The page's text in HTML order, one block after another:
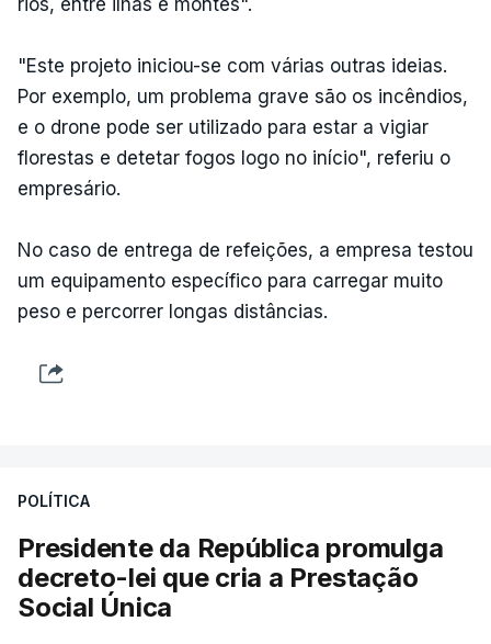
"Este projeto iniciou-se com várias outras ideias.
Por exemplo, um problema grave são os incêndios,
e o drone pode ser utilizado para estar a vigiar
florestas e detetar fogos logo no início", referiu o
empresário.
No caso de entrega de refeições, a empresa testou
um equipamento específico para carregar muito
peso e percorrer longas distâncias.
POLÍTICA
Presidente da República promulga
decreto-lei que cria a Prestação
Social Única